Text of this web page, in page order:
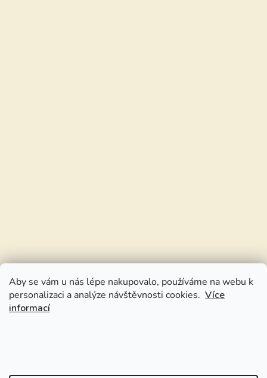
Aby se vám u nás lépe nakupovalo, používáme na webu k
personalizaci a analýze návštěvnosti cookies. Více
informací